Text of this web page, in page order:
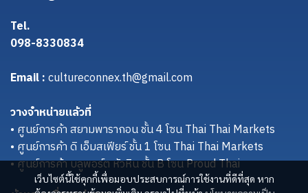
เว็บไซต์นี้ใช้คุกกี้เพื่อมอบประสบการณ์การใช้งานที่ดีที่สุด หาก
Tel.
098-8330834
Email :cultureconnex.th@gmail.com
วางจำหน่ายแล้วที่
• ศูนย์การค้า สยามพารากอน ชั้น 4 โซน Thai Thai Markets
• ศูนย์การค้า ดิ เอ็มสเฟียร์ ชั้น 1 โซน Thai Thai Markets
• ศูนย์การค้า บลูพอร์ต หัวหิน ชั้น B โซน Proud Thai